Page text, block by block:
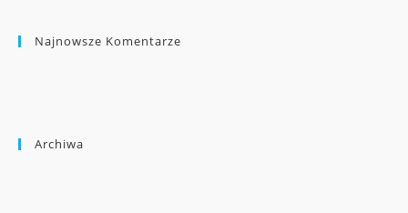
Najnowsze Komentarze
Archiwa